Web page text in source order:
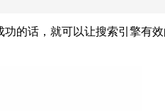
话，就可以让搜索引擎有效